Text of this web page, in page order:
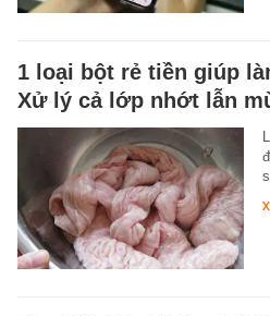
1 loại bột rẻ tiền giúp
Xử lý cả lớp nhớt lẫn